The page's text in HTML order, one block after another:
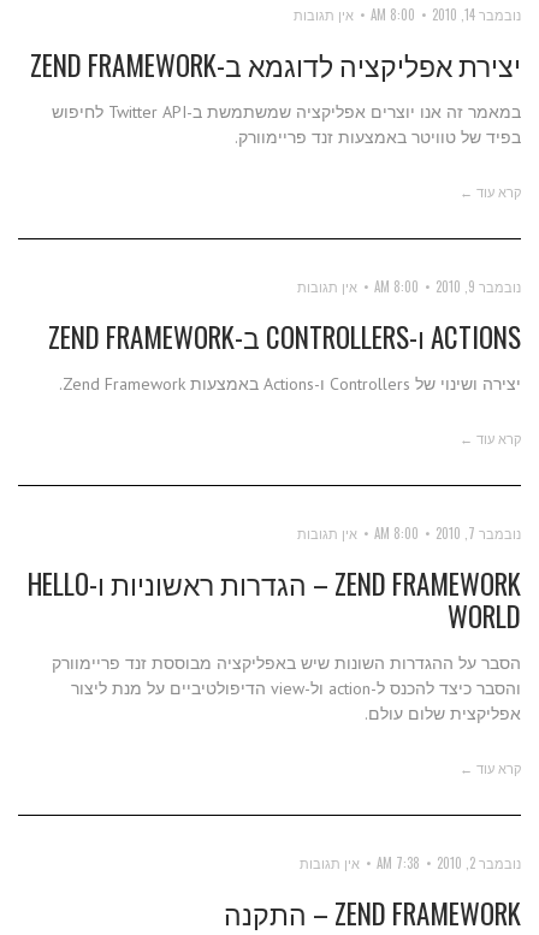
נובמבר 14, 2010 8:00 AM אין תגובות
יצירת אפליקציה לדוגמא ב-ZEND FRAMEWORK
במאמר זה אנו יוצרים אפליקציה שמשתמשת ב-Twitter API לחיפוש
בפיד של טוויטר באמצעות זנד פריימוורק.
קרא עוד ←
נובמבר 9, 2010 8:00 AM אין תגובות
ACTIONS ו-CONTROLLERS ב-ZEND FRAMEWORK
יצירה ושינוי של Controllers ו-Actions באמצעות Zend Framework.
קרא עוד ←
נובמבר 7, 2010 8:00 AM אין תגובות
ZEND FRAMEWORK – הגדרות ראשוניות ו-HELLO
WORLD
הסבר על ההגדרות השונות שיש באפליקציה מבוססת זנד פריימוורק
והסבר כיצד להכנס ל-action ול-view הדיפולטיביים על מנת ליצור
אפליקצית שלום עולם.
קרא עוד ←
נובמבר 2, 2010 7:38 AM אין תגובות
ZEND FRAMEWORK – התקנה